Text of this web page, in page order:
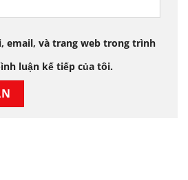
email, và trang web trong trình
luận kế tiếp của tôi.